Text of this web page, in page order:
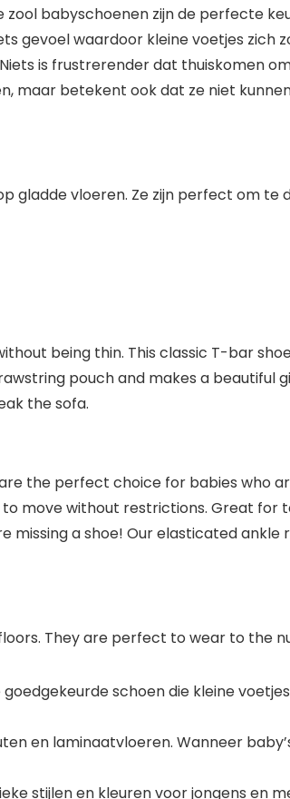
babyschoenen zijn de perfecte
gevoel waardoor kleine voetjes zich
is frustrerender dat thuiskomen
maar betekent ook dat ze niet
gladde vloeren. Ze zijn perfect om te
being thin. This classic T-bar
pouch and makes a beautiful
the sofa.
the perfect choice for babies who
move without restrictions. Great for
a shoe! Our elasticated ankle
They are perfect to wear to the
goedgekeurde schoen die kleine
en laminaatvloeren. Wanneer
stijlen en kleuren voor jongens en